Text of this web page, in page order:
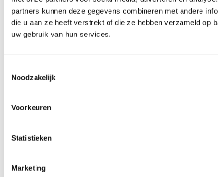
partners kunnen deze gegevens combineren met andere
die u aan ze heeft verstrekt of die ze hebben verzameld op
uw gebruik van hun services.
Noodzakelijk
Voorkeuren
Statistieken
Marketing
Sonor AQ1 Stage, Piano Black, Incl. Hardware
€1,277.50
In stock